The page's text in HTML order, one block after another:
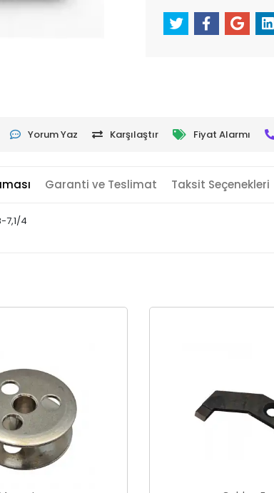
Yorum Yaz Karşılaştır Fiyat Alarmı
Garanti ve Teslimat Taksit Seçenekleri
7,1/4